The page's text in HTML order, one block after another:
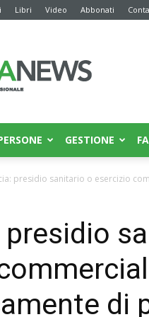
Libri Video Abbonati
GESTIONE
presidio sanitario o esercizio
presidio
di